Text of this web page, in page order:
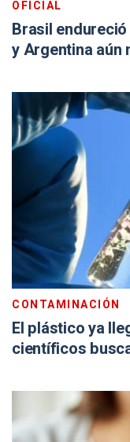
OFICIAL
Brasil
y Argentina aún
CONTAMINACIÓN
El plástico ya
científicos